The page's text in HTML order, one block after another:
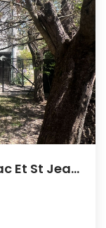
Maison Spacieuse Entre Barjac Et St Jean De Maruèjols